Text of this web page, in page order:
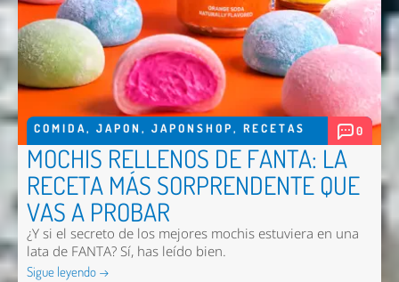
COMIDA, JAPON , JAPONSHOP, RECETAS 0
MOCHIS RELLENOS DE FANTA: LA
RECETA MÁS SORPRENDENTE QUE
VAS A PROBAR
¿Y si el secreto de los mejores mochis estuviera en una
lata de FANTA? Sí, has leído bien.
Sigue leyendo →
Comentario *